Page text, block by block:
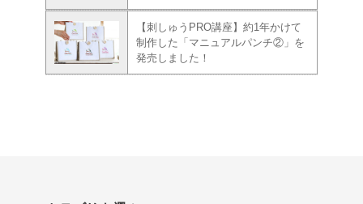
【刺しゅうPRO講座】約1年かけて
制作した「マニュアルパンチ②」を
発売しました！